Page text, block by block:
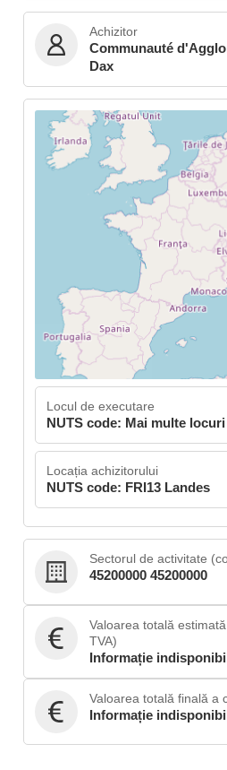
Achizitor
Communauté
Dax
Skip
Locul de executare
NUTS code: Mai multe
Locația achizitorului
NUTS code: FRI13 Landes
Sectorul de activitate
45200000 45200000
Valoarea totală
TVA)
Informație
Valoarea totală finală a
Informație